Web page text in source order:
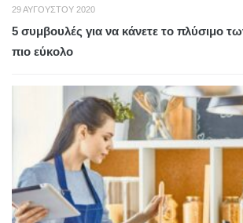
29 ΑΥΓΟΎΣΤΟΥ 2020
5 συμβουλές για να κάνετε το πλύσιμο
πιο εύκολο